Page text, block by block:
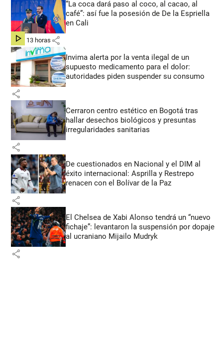
“La coca dará paso al coco, al cacao, al
café”: así fue la posesión de De la Espriella
en Cali
hace 13 horas share
Invima alerta por la venta ilegal de un
supuesto medicamento para el dolor:
autoridades piden suspender su consumo
share
Cerraron centro estético en Bogotá tras
hallar desechos biológicos y presuntas
irregularidades sanitarias
share
De cuestionados en Nacional y el DIM al
éxito internacional: Asprilla y Restrepo
renacen con el Bolívar de la Paz
share
El Chelsea de Xabi Alonso tendrá un “nuevo
fichaje”: levantaron la suspensión por dopaje
al ucraniano Mijailo Mudryk
share